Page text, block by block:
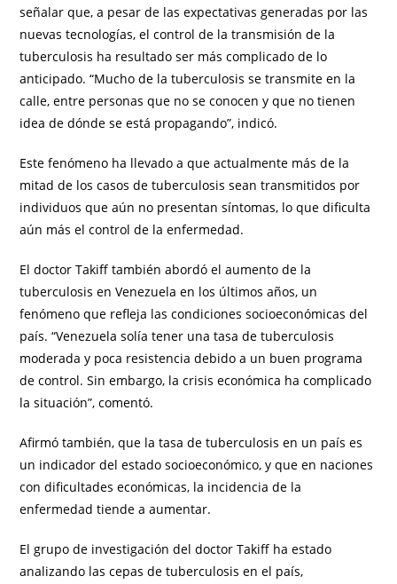
señalar que, a pesar de las expectativas generadas por las
nuevas tecnologías, el control de la transmisión de la
tuberculosis ha resultado ser más complicado de lo
anticipado. “Mucho de la tuberculosis se transmite en la
calle, entre personas que no se conocen y que no tienen
idea de dónde se está propagando”, indicó.
Este fenómeno ha llevado a que actualmente más de la
mitad de los casos de tuberculosis sean transmitidos por
individuos que aún no presentan síntomas, lo que dificulta
aún más el control de la enfermedad.
El doctor Takiff también abordó el aumento de la
tuberculosis en Venezuela en los últimos años, un
fenómeno que refleja las condiciones socioeconómicas del
país. “Venezuela solía tener una tasa de tuberculosis
moderada y poca resistencia debido a un buen programa
de control. Sin embargo, la crisis económica ha complicado
la situación”, comentó.
Afirmó también, que la tasa de tuberculosis en un país es
un indicador del estado socioeconómico, y que en naciones
con dificultades económicas, la incidencia de la
enfermedad tiende a aumentar.
El grupo de investigación del doctor Takiff ha estado
analizando las cepas de tuberculosis en el país,